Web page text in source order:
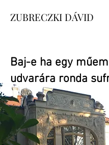
ZUBRECZKI DÁVID
Baj-e ha egy
udvarára ronda